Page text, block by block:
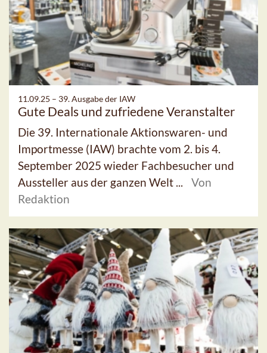
11.09.25 – 39. Ausgabe der IAW
Gute Deals und zufriedene Veranstalter
Die 39. Internationale Aktionswaren- und
Importmesse (IAW) brachte vom 2. bis 4.
September 2025 wieder Fachbesucher und
Aussteller aus der ganzen Welt ...
Von
Redaktion